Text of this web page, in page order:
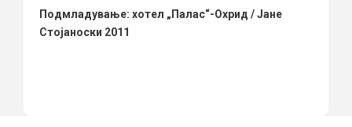
Подмладување: хотел „Палас“-Охрид / Јане
Стојаноски 2011